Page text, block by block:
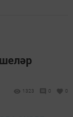
1323 0 0